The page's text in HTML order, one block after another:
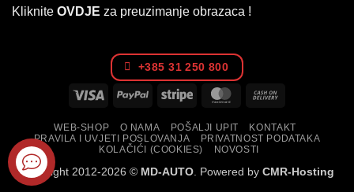
Kliknite OVDJE za preuzimanje obrazaca !
+385 31 250 800
Visa PayPal Stripe MasterCard
Delivery
WEB-SHOP O NAMA POŠALJI UPIT
KONTAKT
PRAVILA I UVJETI POSLOVANJA
PRIVATNOST PODATAKA
KOLAČIĆI (COOKIES)
NOVOSTI
Copyright 2012-2026 © MD-AUTO. Powered by CMR-Hosting